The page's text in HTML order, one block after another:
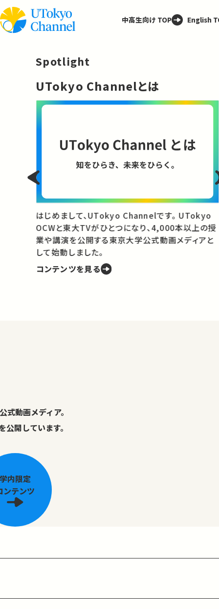
中高生向け TOP English
Spotlight
UTokyo Channelとは
はじめまして、UTokyo Channelです。 UTokyo
OCWと東大TVがひとつになり、4,000本以上の授
業や講演を公開する東京大学公式動画メディアと
して始動しました。
コンテンツを見る
式動画メディア。
開しています。
学内限定
ンテンツ